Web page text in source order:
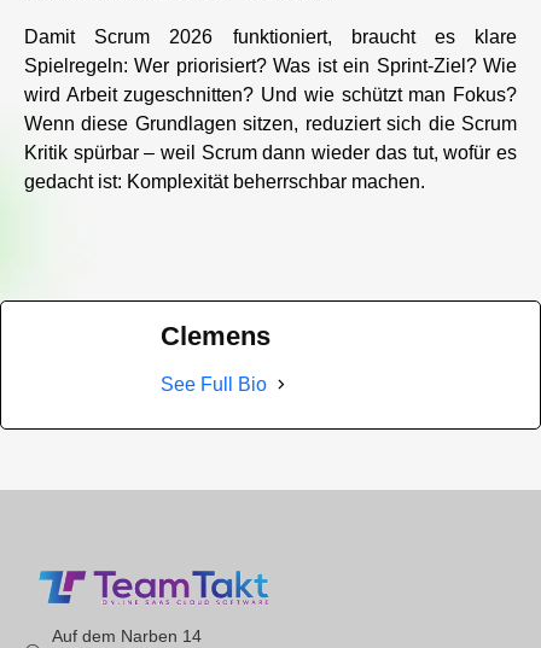
Damit Scrum 2026 funktioniert, braucht es klare
Spielregeln: Wer priorisiert? Was ist ein Sprint-Ziel? Wie
wird Arbeit zugeschnitten? Und wie schützt man Fokus?
Wenn diese Grundlagen sitzen, reduziert sich die Scrum
Kritik spürbar – weil Scrum dann wieder das tut, wofür es
gedacht ist: Komplexität beherrschbar machen.
Clemens
See Full Bio
Auf dem Narben 14